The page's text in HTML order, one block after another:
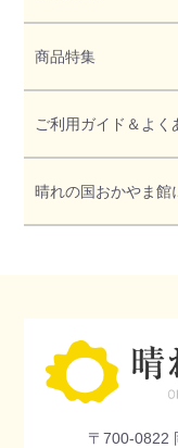
商品特集
ご利用ガイド＆よく
晴れの国おかやま館
〒700-0822